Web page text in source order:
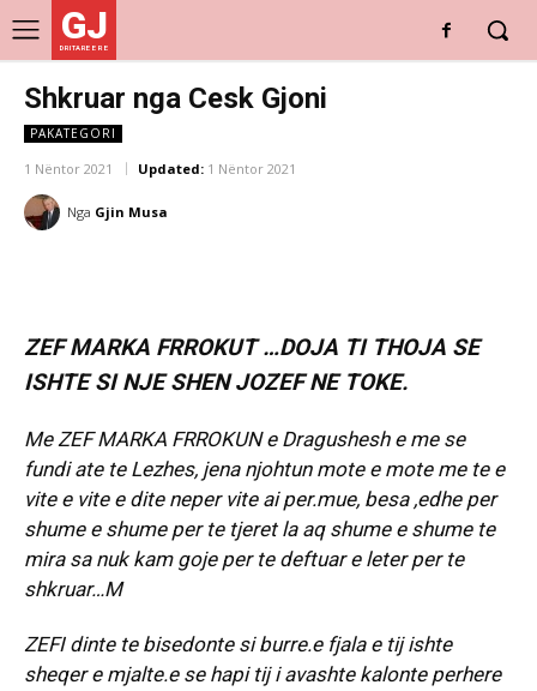
GJ
DRITARE E RE
Shkruar nga Cesk Gjoni
PAKATEGORI
1 Nëntor 2021 Updated: 1 Nëntor 2021
Nga Gjin Musa
ZEF MARKA FRROKUT …DOJA TI THOJA SE
ISHTE SI NJE SHEN JOZEF NE TOKE.
Me ZEF MARKA FRROKUN e Dragushesh e me se
fundi ate te Lezhes, jena njohtun mote e mote me te e
vite e vite e dite neper vite ai per.mue, besa ,edhe per
shume e shume per te tjeret la aq shume e shume te
mira sa nuk kam goje per te deftuar e leter per te
shkruar…M
ZEFI dinte te bisedonte si burre.e fjala e tij ishte
sheqer e mjalte.e se hapi tij i avashte kalonte perhere